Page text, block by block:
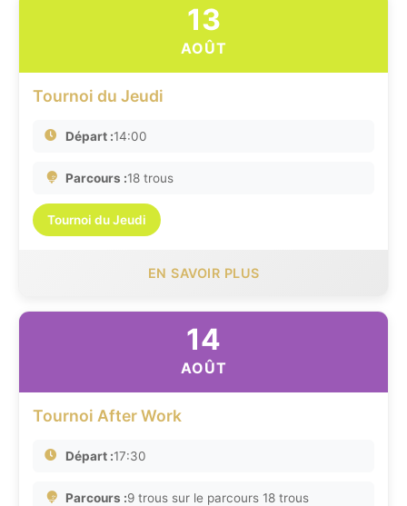
13
AOÛT
Tournoi du Jeudi
Départ :14:00
Parcours :18 trous
Tournoi du Jeudi
EN SAVOIR PLUS
14
AOÛT
Tournoi After Work
Départ :17:30
Parcours :9 trous sur le parcours 18 trous